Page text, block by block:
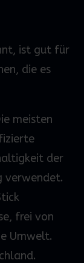
ist gut für
die es
meisten
der
verwendet.
frei von
Umwelt.